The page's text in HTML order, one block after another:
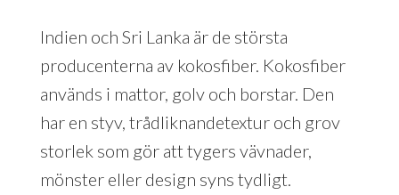
Indien och Sri Lanka är de största
producenterna av kokosfiber. Kokosfiber
används i mattor, golv och borstar. Den
har en styv, trådliknandetextur och grov
storlek som gör att tygers vävnader,
mönster eller design syns tydligt.